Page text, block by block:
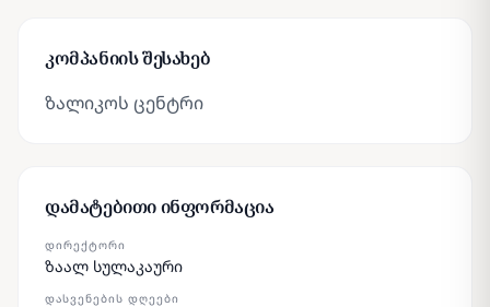
კომპანიის შესახებ
ზალიკოს ცენტრი
დამატებითი ინფორმაცია
ᲓᲘᲠᲔᲥᲢᲝᲠᲘ
ზაალ სულაკაური
ᲓᲐᲡᲕᲔᲜᲔᲑᲘᲡ ᲓᲦᲔᲔᲑᲘ